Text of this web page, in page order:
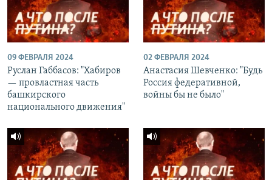
09 ФЕВРАЛЯ 2024
Руслан Габбасов: "Хабиров
— провластная часть
башкирского
национального движения"
02 ФЕВРАЛЯ 2024
Анастасия Шевченко: "Будь
Россия федеративной,
войны бы не было"